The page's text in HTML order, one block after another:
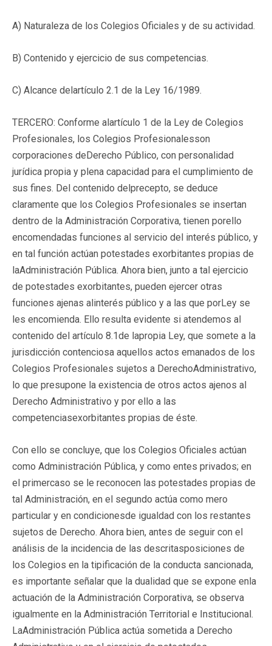
A) Naturaleza de los Colegios Oficiales y de su actividad.
B) Contenido y ejercicio de sus competencias.
C) Alcance delartículo 2.1 de la Ley 16/1989.
TERCERO: Conforme alartículo 1 de la Ley de Colegios
Profesionales, los Colegios Profesionalesson
corporaciones deDerecho Público, con personalidad
jurídica propia y plena capacidad para el cumplimiento de
sus fines. Del contenido delprecepto, se deduce
claramente que los Colegios Profesionales se insertan
dentro de la Administración Corporativa, tienen porello
encomendadas funciones al servicio del interés público, y
en tal función actúan potestades exorbitantes propias de
laAdministración Pública. Ahora bien, junto a tal ejercicio
de potestades exorbitantes, pueden ejercer otras
funciones ajenas alinterés público y a las que porLey se
les encomienda. Ello resulta evidente si atendemos al
contenido del artículo 8.1de lapropia Ley, que somete a la
jurisdicción contenciosa aquellos actos emanados de los
Colegios Profesionales sujetos a DerechoAdministrativo,
lo que presupone la existencia de otros actos ajenos al
Derecho Administrativo y por ello a las
competenciasexorbitantes propias de éste.
Con ello se concluye, que los Colegios Oficiales actúan
como Administración Pública, y como entes privados; en
el primercaso se le reconocen las potestades propias de
tal Administración, en el segundo actúa como mero
particular y en condicionesde igualdad con los restantes
sujetos de Derecho. Ahora bien, antes de seguir con el
análisis de la incidencia de las descritasposiciones de
los Colegios en la tipificación de la conducta sancionada,
es importante señalar que la dualidad que se expone enla
actuación de la Administración Corporativa, se observa
igualmente en la Administración Territorial e Institucional.
LaAdministración Pública actúa sometida a Derecho